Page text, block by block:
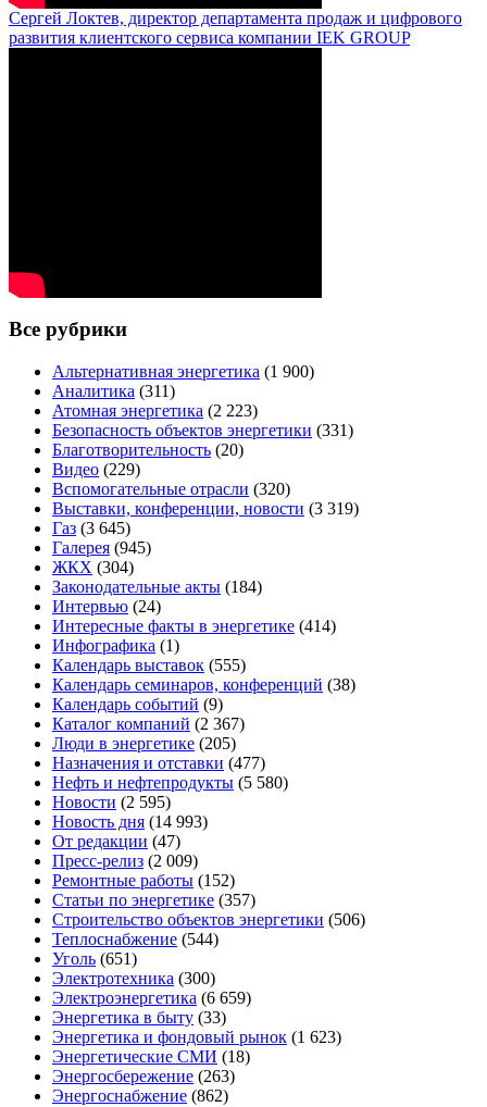
Сергей Локтев, директор департамента продаж и цифрового
развития клиентского сервиса компании IEK GROUP
Все рубрики
Альтернативная энергетика (1 900)
Аналитика (311)
Атомная энергетика (2 223)
Безопасность объектов энергетики (331)
Благотворительность (20)
Видео (229)
Вспомогательные отрасли (320)
Выставки, конференции, новости (3 319)
Газ (3 645)
Галерея (945)
ЖКХ (304)
Законодательные акты (184)
Интервью (24)
Интересные факты в энергетике (414)
Инфографика (1)
Календарь выставок (555)
Календарь семинаров, конференций (38)
Календарь событий (9)
Каталог компаний (2 367)
Люди в энергетике (205)
Назначения и отставки (477)
Нефть и нефтепродукты (5 580)
Новости (2 595)
Новость дня (14 993)
От редакции (47)
Пресс-релиз (2 009)
Ремонтные работы (152)
Статьи по энергетике (357)
Строительство объектов энергетики (506)
Теплоснабжение (544)
Уголь (651)
Электротехника (300)
Электроэнергетика (6 659)
Энергетика в быту (33)
Энергетика и фондовый рынок (1 623)
Энергетические СМИ (18)
Энергосбережение (263)
Энергоснабжение (862)